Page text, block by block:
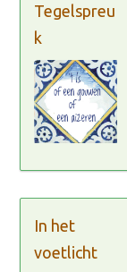
Tegelspreu
k
In het
voetlicht